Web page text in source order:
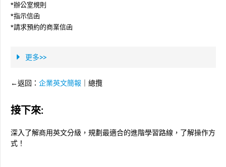
*辦公室規則
*指示信函
*請求預約的商業信函
更多>>
←返回： 企業英文簡報 ｜總攬
接下來:
深入了解商用英文分級，規劃最適合的進階學習路線，了解操作方
式！